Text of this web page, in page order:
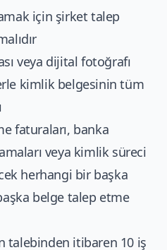
için şirket talep
veya dijital fotoğrafı
kimlik belgesinin tüm
faturaları, banka
veya kimlik süreci
herhangi bir başka
belge talep etme
talebinden itibaren 10 iş